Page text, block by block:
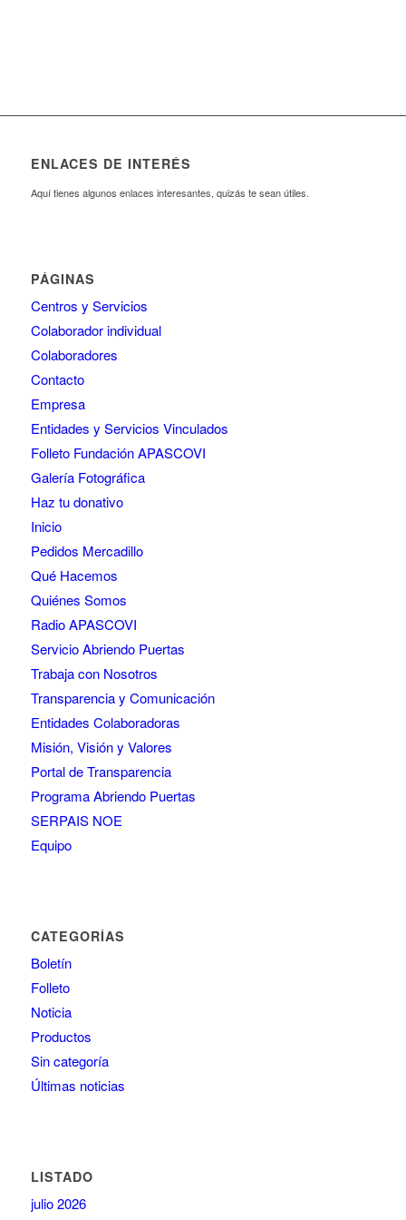
ENLACES DE INTERÉS
Aquí tienes algunos enlaces interesantes, quizás te sean útiles.
PÁGINAS
Centros y Servicios
Colaborador individual
Colaboradores
Contacto
Empresa
Entidades y Servicios Vinculados
Folleto Fundación APASCOVI
Galería Fotográfica
Haz tu donativo
Inicio
Pedidos Mercadillo
Qué Hacemos
Quiénes Somos
Radio APASCOVI
Servicio Abriendo Puertas
Trabaja con Nosotros
Transparencia y Comunicación
Entidades Colaboradoras
Misión, Visión y Valores
Portal de Transparencia
Programa Abriendo Puertas
SERPAIS NOE
Equipo
CATEGORÍAS
Boletín
Folleto
Noticia
Productos
Sin categoría
Últimas noticias
LISTADO
julio 2026